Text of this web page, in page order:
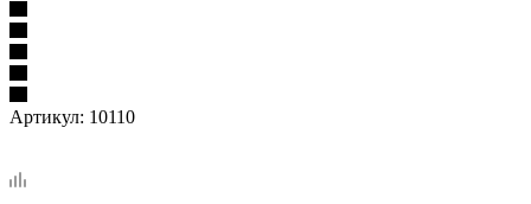
Артикул: 10110